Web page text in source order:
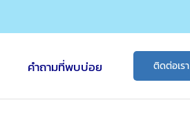
คำถามที่พบบ่อย ติดต่อเรา